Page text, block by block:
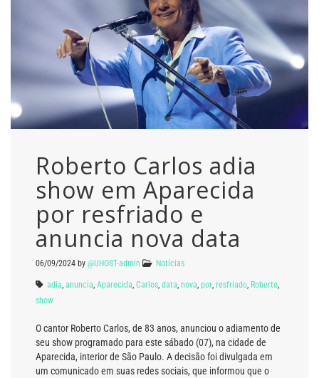
Roberto Carlos adia
show em Aparecida
por resfriado e
anuncia nova data
06/09/2024 by @UHOST-admin Notícias
adia anuncia Aparecida Carlos data nova por resfriado Roberto
show
O cantor Roberto Carlos, de 83 anos, anunciou o adiamento de
seu show programado para este sábado (07), na cidade de
Aparecida, interior de São Paulo. A decisão foi divulgada em
um comunicado em suas redes sociais, que informou que o